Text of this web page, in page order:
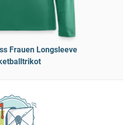
Frauen Longsleeve